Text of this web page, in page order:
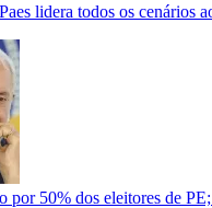
lidera todos os cenários
por 50% dos eleitores de